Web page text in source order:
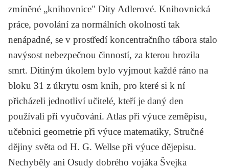
zmíněné „knihovnice" Dity Adlerové. Knihovnická
práce, povolání za normálních okolností tak
nenápadné, se v prostředí koncentračního tábora stalo
navýsost nebezpečnou činností, za kterou hrozila
smrt. Ditiným úkolem bylo vyjmout každé ráno na
bloku 31 z úkrytu osm knih, pro které si k ní
přicházeli jednotliví učitelé, kteří je daný den
používali při vyučování. Atlas při výuce zeměpisu,
učebnici geometrie při výuce matematiky, Stručné
dějiny světa od H. G. Wellse při výuce dějepisu.
Nechyběly ani Osudy dobrého vojáka Švejka